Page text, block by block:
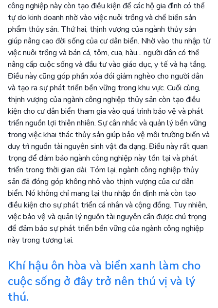
công nghiệp này còn tạo điều kiện để các hộ gia đình có thể
tự do kinh doanh nhờ vào việc nuôi trồng và chế biến sản
phẩm thủy sản. Thứ hai, thịnh vượng của ngành thủy sản
giúp nâng cao đời sống của cư dân biển. Nhờ vào thu nhập từ
việc nuôi trồng và bán cá, tôm, cua, hàu... người dân có thể
nâng cấp cuộc sống và đầu tư vào giáo dục, y tế và hạ tầng.
Điều này cũng góp phần xóa đói giảm nghèo cho người dân
và tạo ra sự phát triển bền vững trong khu vực. Cuối cùng,
thịnh vượng của ngành công nghiệp thủy sản còn tạo điều
kiện cho cư dân biển tham gia vào quá trình bảo vệ và phát
triển nguồn lợi thiên nhiên. Sự cân nhắc và quản lý bền vững
trong việc khai thác thủy sản giúp bảo vệ môi trường biển và
duy trì nguồn tài nguyên sinh vật đa dạng. Điều này rất quan
trọng để đảm bảo ngành công nghiệp này tồn tại và phát
triển trong thời gian dài. Tóm lại, ngành công nghiệp thủy
sản đã đóng góp không nhỏ vào thịnh vượng của cư dân
biển. Nó không chỉ mang lại thu nhập ổn định mà còn tạo
điều kiện cho sự phát triển cá nhân và cộng đồng. Tuy nhiên,
việc bảo vệ và quản lý nguồn tài nguyên cần được chú trọng
để đảm bảo sự phát triển bền vững của ngành công nghiệp
này trong tương lai.
Khí hậu ôn hòa và biển xanh làm cho
cuộc sống ở đây trở nên thú vị và lý
thú.